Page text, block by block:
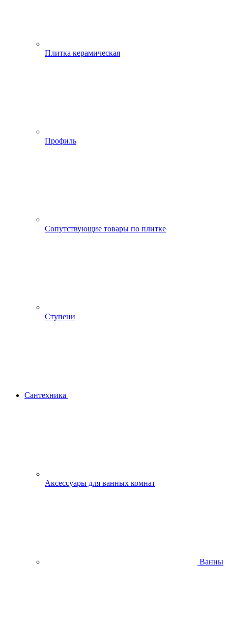
Плитка керамическая
Профиль
Сопутствующие товары по плитке
Ступени
Сантехника
Аксессуары для ванных комнат
Ванны